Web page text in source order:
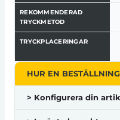
REKOMMENDERAD
TRYCKMETOD
TRYCKPLACERINGAR
HUR EN
> Konfigurera din